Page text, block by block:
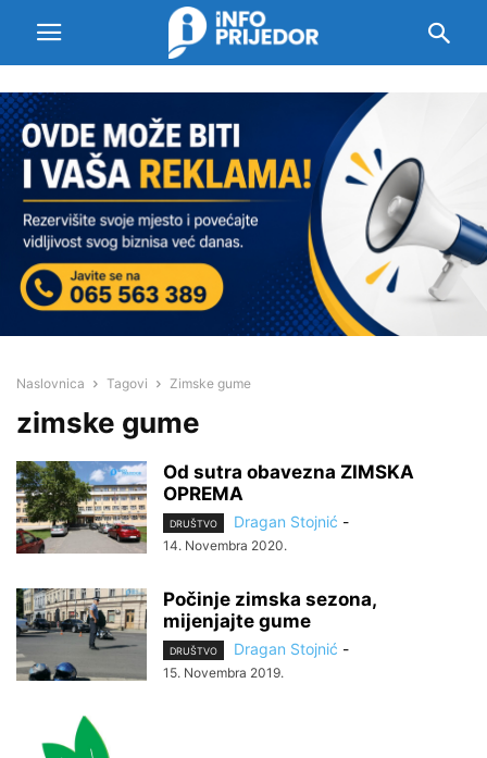
Naslovnica Tagovi Zimske gume
zimske gume
Od sutra obavezna ZIMSKA
OPREMA
DRUŠTVO Dragan Stojnić -
14. Novembra 2020.
Počinje zimska sezona,
mijenjajte gume
DRUŠTVO Dragan Stojnić -
15. Novembra 2019.